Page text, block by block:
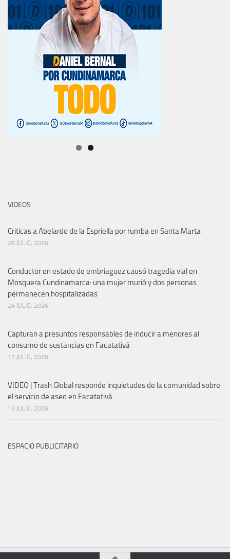
VIDEOS
Criticas a Abelardo de la Espriella por rumba en Santa Marta
28 JULIO, 2026
Conductor en estado de embriaguez causó tragedia vial en
Mosquera Cundinamarca: una mujer murió y dos personas
permanecen hospitalizadas
24 JULIO, 2026
Capturan a presuntos responsables de inducir a menores al
consumo de sustancias en Facatativá
15 JULIO, 2026
VIDEO | Trash Global responde inquietudes de la comunidad sobre
el servicio de aseo en Facatativá
13 JULIO, 2026
ESPACIO PUBLICITARIO